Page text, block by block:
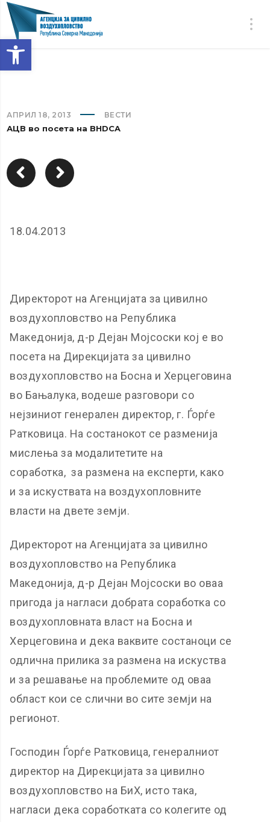
Open toolbar
АПРИЛ 18, 2013 ВЕСТИ
АЦВ во посета на BHDCA
18.04.2013
Директорот на Агенцијата за цивилно
воздухопловство на Република
Македонија, д-р Дејан Мојсоски кој е во
посета на Дирекцијата за цивилно
воздухопловство на Босна и Херцеговина
во Бањалука, водеше разговори со
нејзиниот генерален директор, г. Ѓорѓе
Ратковица. На состанокот се разменија
мислења за модалитетите на
соработка, за размена на експерти, како
и за искуствата на воздухопловните
власти на двете земји.
Директорот на Агенцијата за цивилно
воздухопловство на Република
Македонија, д-р Дејан Мојсоски во оваа
пригода ја нагласи добрата соработка со
воздухопловната власт на Босна и
Херцеговина и дека ваквите состаноци се
одлична прилика за размена на искуства
и за решавање на проблемите од оваа
област кои се слични во сите земји на
регионот.
Господин Ѓорѓе Ратковица, генералниот
директор на Дирекцијата за цивилно
воздухопловство на БиХ, исто така,
нагласи дека соработката со колегите од